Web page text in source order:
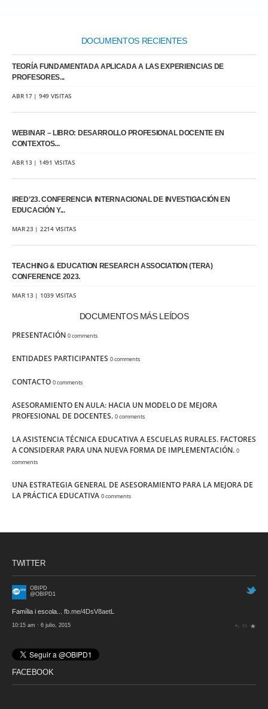
DOCUMENTOS RECIENTES
TEORÍA FUNDAMENTADA APLICADA A LAS EXPERIENCIAS DE
PROFESORES...
ABR 17 | 949 VISITAS
WEBINAR – LIBRO: DESARROLLO PROFESIONAL DOCENTE EN
CONTEXTOS...
ABR 13 | 1491 VISITAS
IRED’23. CONFERENCIA INTERNACIONAL DE INVESTIGACIÓN EN
EDUCACIÓN Y...
MAR 23 | 2214 VISITAS
TEACHING & EDUCATION RESEARCH ASSOCIATION (TERA)
CONFERENCE 2023.
MAR 13 | 1039 VISITAS
DOCUMENTOS MÁS LEÍDOS
PRESENTACIÓN 0 comments
ENTIDADES PARTICIPANTES 0 comments
CONTACTO 0 comments
ASESORAMIENTO EN AULA: HACIA UN MODELO DE MEJORA
PROFESIONAL DE DOCENTES. 0 comments
LA ASISTENCIA TÉCNICA EDUCATIVA A ESCUELAS RURALES. FACTORES
A CONSIDERAR PARA UNA NUEVA FORMA DE IMPLEMENTACIÓN. 0
comments
UNA ESTRATEGIA GENERAL DE ASESORAMIENTO PARA LA MEJORA DE
LA PRÁCTICA EDUCATIVA 0 comments
TWITTER
OBIPD
@OBIPD1
Família i escola... fb.me/4DsV8aetL
10:15 am · 6 julio, 2015
FACEBOOK